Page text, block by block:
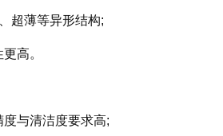
超薄等异形结构;
高。
与清洁度要求高;